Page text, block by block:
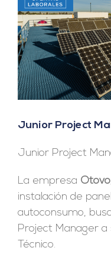
grande
Junior Project
Junior Project
La empresa
instalación de
autoconsumo,
Project Manager
Técnico.